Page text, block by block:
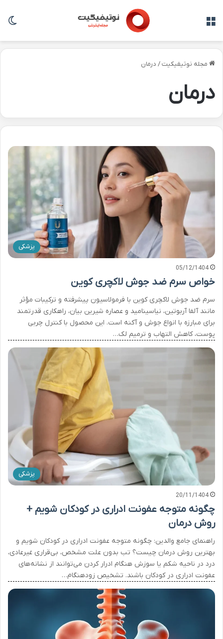
مجله نوتیفیکیت/ درمان
درمان
پزشکی
05/12/1404
خواص سرم ضد جوش لاکچری کوین
سرم ضد جوش لاکچری کوین با فرمولاسیون پیشرفته و ترکیبات مؤثر
مانند آلفا آربوتین، نیاسینامید و عصاره شیرین بیان، راهکاری قدرتمند
برای مبارزه با انواع جوش و آکنه است. این محصول با کنترل چربی
پوست، کاهش التهاب و ترمیم لک…
پزشکی
20/11/1404
چگونه متوجه عفونت ادراری در کودکان شویم +
روش درمان
راهنمای جامع والدین: چگونه متوجه عفونت ادراری در کودکان شویم و
بهترین روش درمان چیست؟ تب بدون علت مشخص، بی‌قراری غیرعادی،
درد در ناحیه شکم یا سوزش هنگام ادرار کردن می‌توانند از نشانه‌های
عفونت ادراری در کودکان باشند. تشخیص زودهنگام…